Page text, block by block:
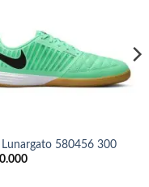
Lunargato 580456 300